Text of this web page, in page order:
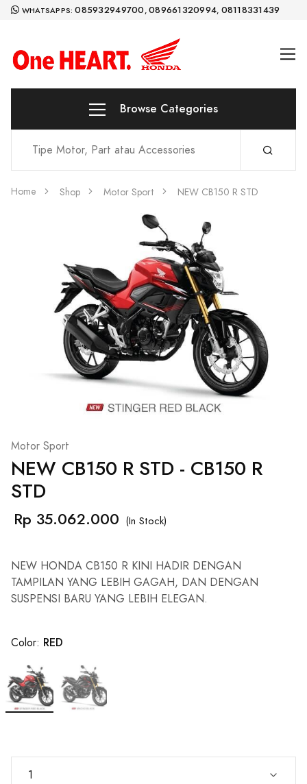
WHATSAPPS:085932949700, 089661320994, 08118331439
Browse Categories
Home Shop Motor Sport NEW CB150 R STD
Motor Sport
NEW CB150 R STD - CB150 R
STD
Rp 35.062.000 (In Stock)
NEW HONDA CB150 R KINI HADIR DENGAN
TAMPILAN YANG LEBIH GAGAH, DAN DENGAN
SUSPENSI BARU YANG LEBIH ELEGAN.
Color: RED